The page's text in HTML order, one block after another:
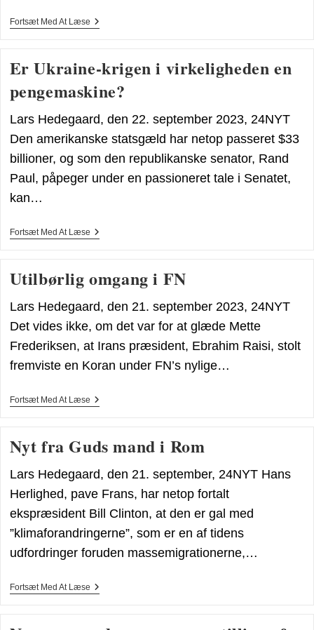
Fortsæt Med At LæseSKATTELETTELSERNES
Er Ukraine-krigen i virkeligheden en
pengemaskine?
Lars Hedegaard, den 22. september 2023, 24NYT
Den amerikanske statsgæld har netop passeret $33
billioner, og som den republikanske senator, Rand
Paul, påpeger under en passioneret tale i Senatet,
kan…
Fortsæt Med At LæseEr
Virkeligheden
En
Pengemaskine?
Utilbørlig omgang i FN
Lars Hedegaard, den 21. september 2023, 24NYT
Det vides ikke, om det var for at glæde Mette
Frederiksen, at Irans præsident, Ebrahim Raisi, stolt
fremviste en Koran under FN’s nylige…
Fortsæt Med At LæseUtilbørlig
Nyt fra Guds mand i Rom
Lars Hedegaard, den 21. september, 24NYT Hans
Herlighed, pave Frans, har netop fortalt
ekspræsident Bill Clinton, at den er gal med
”klimaforandringerne”, som er en af tidens
udfordringer foruden massemigrationerne,…
Fortsæt Med At LæseNyt